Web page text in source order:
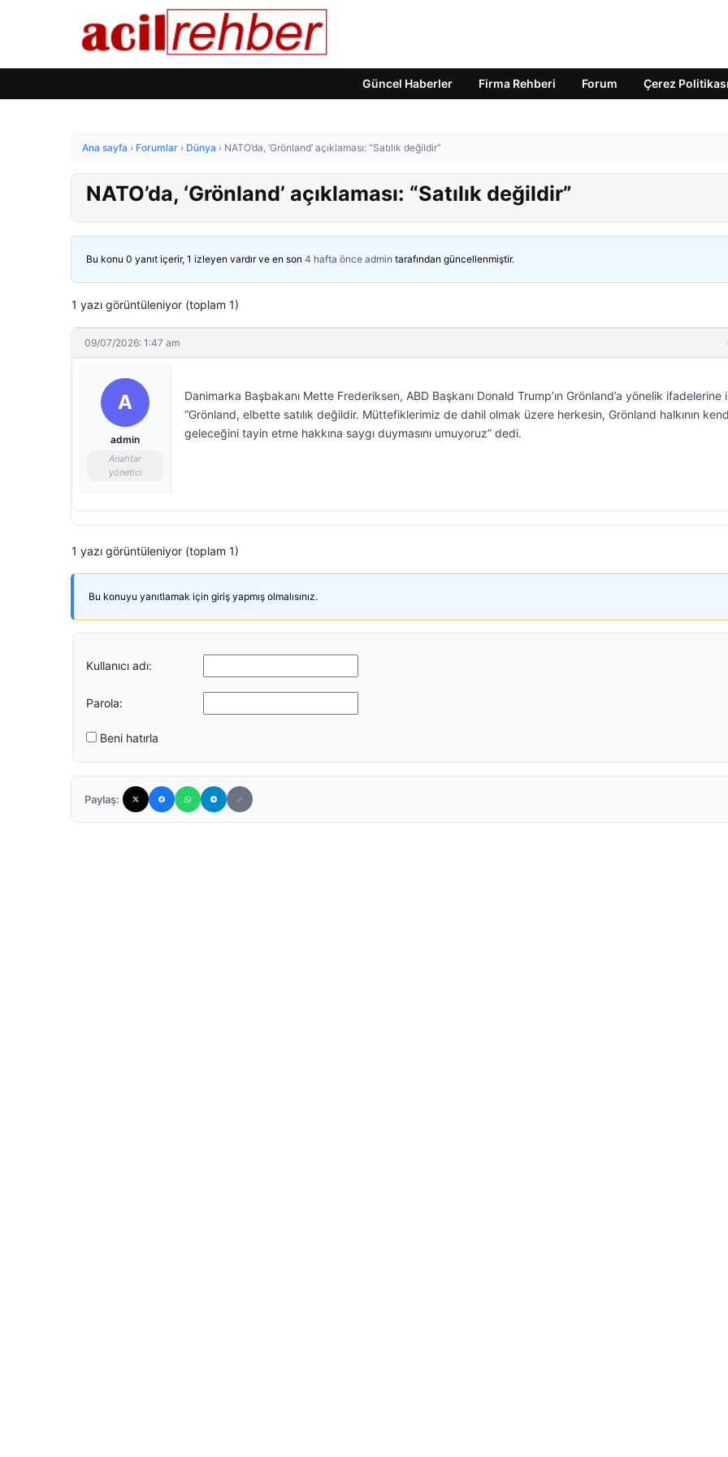
Güncel Haberler Firma Rehberi Forum Çerez Politikası
Ana sayfa › Forumlar › Dünya › NATO’da, ‘Grönland’ açıklaması: “Satılık değildir”
NATO’da, ‘Grönland’ açıklaması: “Satılık değildir”
Bu konu 0 yanıt içerir, 1 izleyen vardır ve en son 4 hafta önce admin tarafından güncellenmiştir.
1 yazı görüntüleniyor (toplam 1)
09/07/2026: 1:47 am
A
admin
Anahtar
yönetici
Danimarka Başbakanı Mette Frederiksen, ABD Başkanı Donald Trump’ın Grönland’a yönelik ifadelerine
“Grönland, elbette satılık değildir. Müttefiklerimiz de dahil olmak üzere herkesin, Grönland halkının
geleceğini tayin etme hakkına saygı duymasını umuyoruz” dedi.
1 yazı görüntüleniyor (toplam 1)
Bu konuyu yanıtlamak için giriş yapmış olmalısınız.
Kullanıcı adı:
Parola:
Beni hatırla
Paylaş: